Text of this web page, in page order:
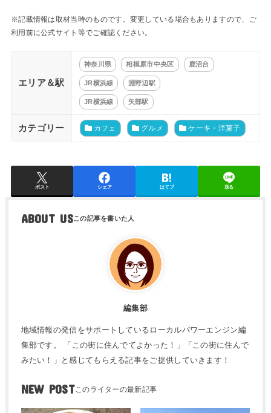
※記載情報は取材当時のものです。変更している場合もありますので、ご
利用前に公式サイト等でご確認ください。
エリア＆駅
神奈川県 相模原市中央区 鹿沼台
JR横浜線 淵野辺駅
JR横浜線 矢部駅
カテゴリー カフェ グルメ ケーキ・洋菓子
ポスト シェア はてブ 送る
ABOUT US
編集部
地域情報の発信をサポートしているローカルパワーエンジン編
集部です。 「この街に住んでてよかった！」「この街に住んで
みたい！」と感じてもらえる記事をご提供していきます！
NEW POST